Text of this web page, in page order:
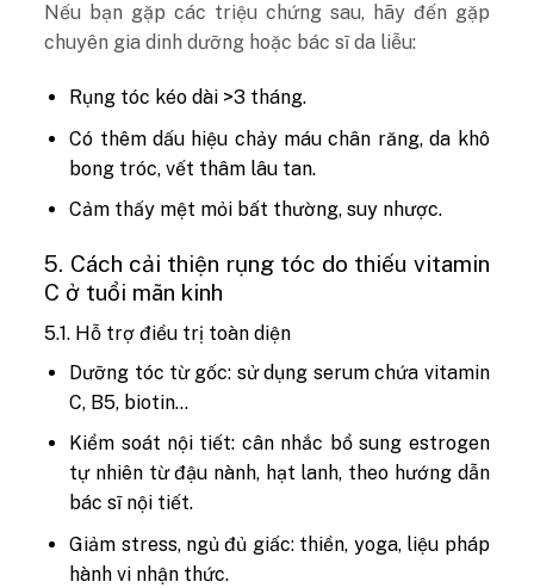
Nếu bạn gặp các triệu chứng sau, hãy đến gặp
chuyên gia dinh dưỡng hoặc bác sĩ da liễu:
Rụng tóc kéo dài >3 tháng.
Có thêm dấu hiệu chảy máu chân răng, da khô
bong tróc, vết thâm lâu tan.
Cảm thấy mệt mỏi bất thường, suy nhược.
5. Cách cải thiện rụng tóc do thiếu vitamin
C ở tuổi mãn kinh
5.1. Hỗ trợ điều trị toàn diện
Dưỡng tóc từ gốc: sử dụng serum chứa vitamin
C, B5, biotin…
Kiểm soát nội tiết: cân nhắc bổ sung estrogen
tự nhiên từ đậu nành, hạt lanh, theo hướng dẫn
bác sĩ nội tiết.
Giảm stress, ngủ đủ giấc: thiền, yoga, liệu pháp
hành vi nhận thức.